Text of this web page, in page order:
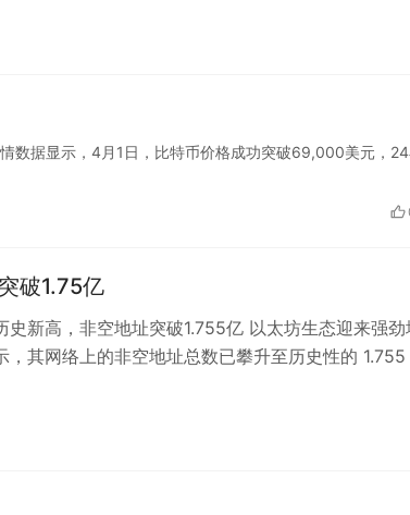
数据显示，4月1日，比特币价格成功突破69,000美元，
破1.75亿
史新高，非空地址突破1.755亿 以太坊生态迎来强劲
，其网络上的非空地址总数已攀升至历史性的